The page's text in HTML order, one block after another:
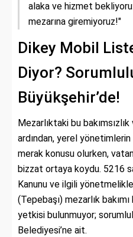
alaka ve hizmet
mezarına giremiyoruz!"
Dikey Mobil
Diyor?
Büyükşehir’de!
Mezarlıktaki bu
ardından, yerel
merak konusu olurken,
bizzat ortaya koydu. 5216
Kanunu ve ilgili
(Tepebaşı) mezarlık
yetkisi bulunmuyor;
Belediyesi’ne ait.